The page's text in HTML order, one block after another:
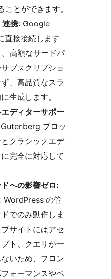
ことができます。
連携: Google
直接接続します
高額なサードパ
ブスクリプショ
、高品質なスラ
生成します。
ディターサポー
ブロッ
クラシックエデ
完全に対応して
への影響ゼロ:
WordPress の管
でのみ動作しま
サイトにはアセ
ト、クエリが一
いため、フロン
フォーマンスやペ